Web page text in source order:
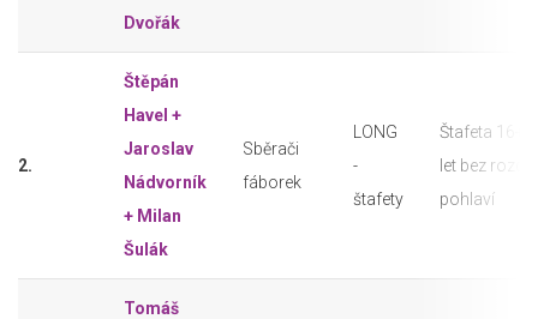
Dvořák
2.
Štěpán
Havel +
Jaroslav
Nádvorník
+ Milan
Šulák
Sběrači
fáborek
LONG
-
štafety
Štafeta 16+
let bez
pohlaví
Tomáš